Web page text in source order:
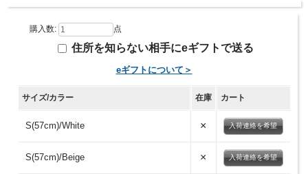
購入数: 点
住所を知らない相手にeギフトで送る
eギフトについて＞
サイズ/カラー 在庫 カート
S(57cm)/White × 入荷連絡を希望
S(57cm)/Beige × 入荷連絡を希望